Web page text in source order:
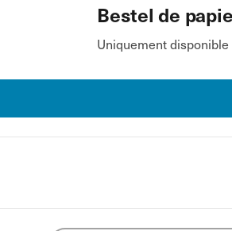
Bestel de
Uniquement disponible